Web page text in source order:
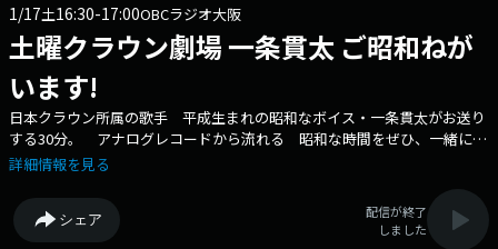
1/17土16:30-17:00OBCラジオ大阪
土曜クラウン劇場 一条貫太 ご昭和ねが
います!
日本クラウン所属の歌手 平成生まれの昭和なボイス・一条貫太がお送り
する30分。 アナログレコードから流れる 昭和な時間をぜひ、一緒にお
過ごしください。 ----------------------------------- 番組メールアドレ
詳細情報を見る
シェア
配信が終了
しました